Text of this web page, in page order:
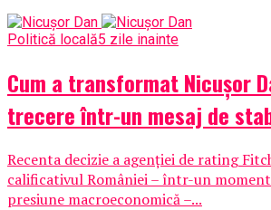
Politică locală5 zile inainte
Cum a transformat Nicușor
trecere într-un mesaj de
Recenta decizie a agenției de rating
calificativul României – într-un
presiune macroeconomică –...